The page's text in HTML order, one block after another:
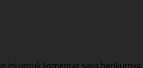
ini untuk komentar saya berikutnya.